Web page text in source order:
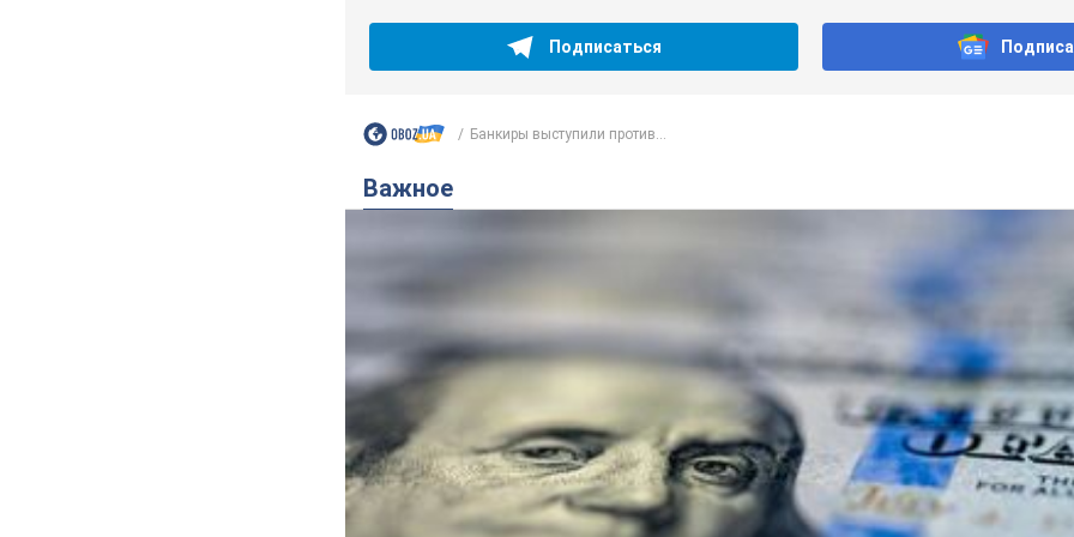
Подписаться
Банкиры выступили против...
Важное